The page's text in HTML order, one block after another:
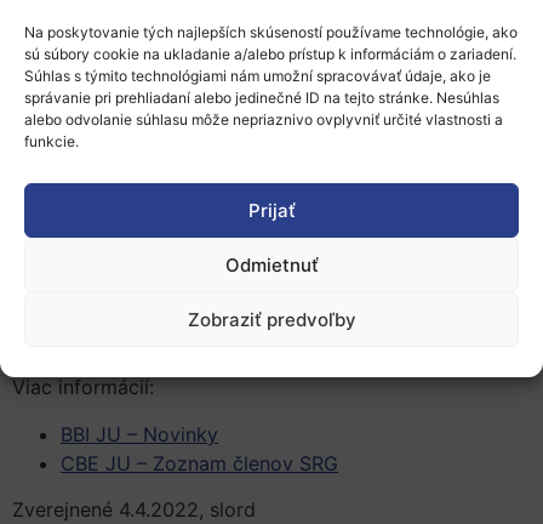
Na poskytovanie tých najlepších skúseností používame technológie, ako
sú súbory cookie na ukladanie a/alebo prístup k informáciám o zariadení.
Súhlas s týmito technológiami nám umožní spracovávať údaje, ako je
správanie pri prehliadaní alebo jedinečné ID na tejto stránke. Nesúhlas
alebo odvolanie súhlasu môže nepriaznivo ovplyvniť určité vlastnosti a
funkcie.
Prijať
Odmietnuť
Zobraziť predvoľby
skupine 31 hlavných členov a 29 náhradníkov z 27
krajín. V skupine je silná rodová rovnováha, keďže 60
% všetkých členov tvoria ženy.
Slovenskú republiku reprezentujú Pavol Povraz ako
hlavný člen a Jan Hecl ako náhradník z Národného
poľnohospodárskeho a potravinárskeho centra.
Členovia skupiny zástupcov štátov sa budú stretávať
poskytovanie stanovísk k pripravovanému
Viac informácií:
BBI JU – Novinky
CBE JU – Zoznam členov SRG
Zverejnené 4.4.2022, slord